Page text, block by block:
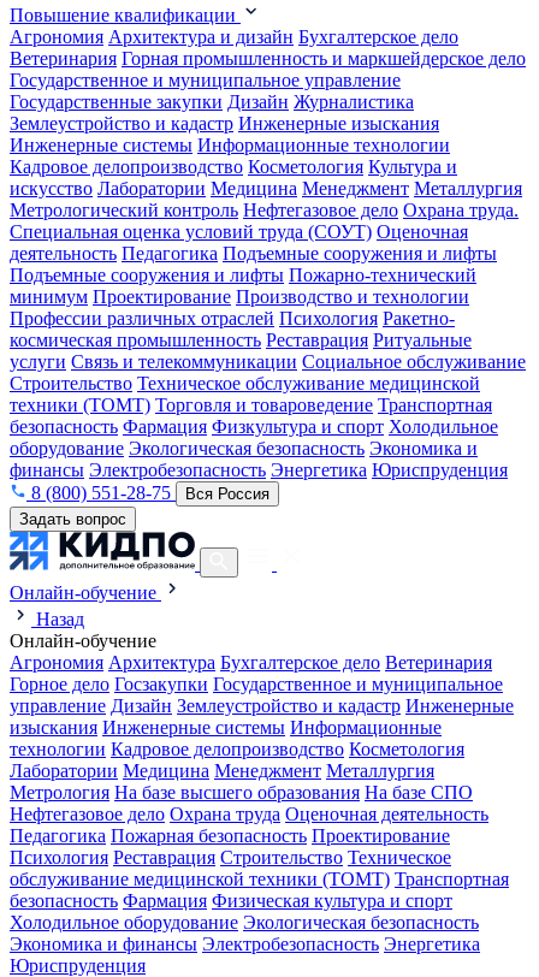
Повышение квалификации
Агрономия Архитектура и дизайн Бухгалтерское дело
Ветеринария Горная промышленность и маркшейдерское дело
Государственное и муниципальное управление
Государственные закупки Дизайн Журналистика
Землеустройство и кадастр Инженерные изыскания
Инженерные системы Информационные технологии
Кадровое делопроизводство Косметология Культура и
искусство Лаборатории Медицина Менеджмент Металлургия
Метрологический контроль Нефтегазовое дело Охрана труда.
Специальная оценка условий труда (СОУТ) Оценочная
деятельность Педагогика Подъемные сооружения и лифты
Подъемные сооружения и лифты Пожарно-технический
минимум Проектирование Производство и технологии
Профессии различных отраслей Психология Ракетно-
космическая промышленность Реставрация Ритуальные
услуги Связь и телекоммуникации Социальное обслуживание
Строительство Техническое обслуживание медицинской
техники (ТОМТ) Торговля и товароведение Транспортная
безопасность Фармация Физкультура и спорт Холодильное
оборудование Экологическая безопасность Экономика и
финансы Электробезопасность Энергетика Юриспруденция
8 (800) 551-28-75
Вся Россия
Задать вопрос
Онлайн-обучение
Назад
Онлайн-обучение
Агрономия Архитектура Бухгалтерское дело Ветеринария
Горное дело Госзакупки Государственное и муниципальное
управление Дизайн Землеустройство и кадастр Инженерные
изыскания Инженерные системы Информационные
технологии Кадровое делопроизводство Косметология
Лаборатории Медицина Менеджмент Металлургия
Метрология На базе высшего образования На базе СПО
Нефтегазовое дело Охрана труда Оценочная деятельность
Педагогика Пожарная безопасность Проектирование
Психология Реставрация Строительство Техническое
обслуживание медицинской техники (ТОМТ) Транспортная
безопасность Фармация Физическая культура и спорт
Холодильное оборудование Экологическая безопасность
Экономика и финансы Электробезопасность Энергетика
Юриспруденция